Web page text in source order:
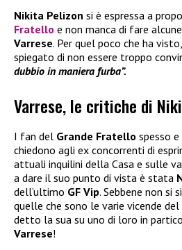
Nikita Pelizon si è espressa a
Fratello e non manca di fare
Varrese. Per quel poco che ha
spiegato di non essere troppo
dubbio in maniera furba”.
Varrese, le critiche di
I fan del Grande Fratello spesso
chiedono agli ex concorrenti di
attuali inquilini della Casa e sulle
a dare il suo punto di vista è stata
dell’ultimo GF Vip. Sebbene non si
quelle che sono le varie vicende del
detto la sua su uno di loro in
Varrese!